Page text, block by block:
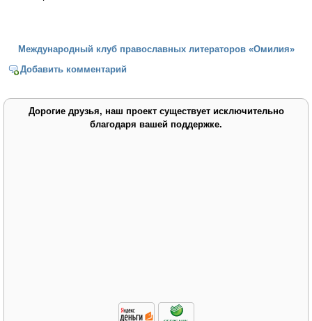
Международный клуб православных литераторов «Омилия»
Добавить комментарий
Дорогие друзья, наш проект существует исключительно
благодаря вашей поддержке.